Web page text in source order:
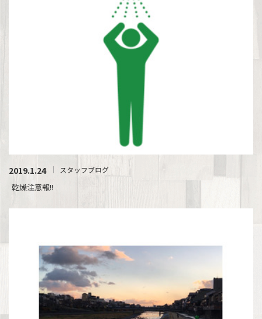
2019.1.24 スタッフブログ
乾燥注意報!!